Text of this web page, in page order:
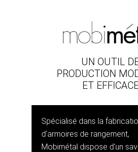
UN OUTIL
PRODUCTION
ET
Spécialisé dans la
d'armoires de rangement,
Mobimétal dispose d'un